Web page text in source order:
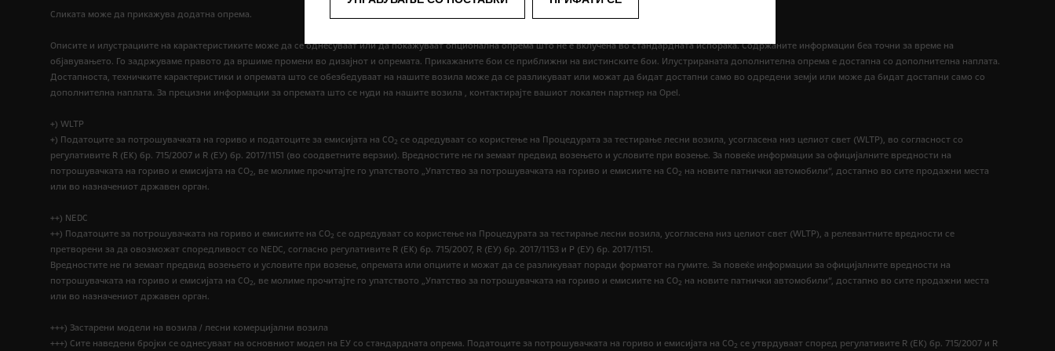
Сликата може да прикажува додатна опрема.
Описите и илустрациите на карактеристиките може да се однесуваат или да покажуваат опционална опрема што не е вклучена во стандардната испорака. Содржаните информации беа точни за време на
објавувањето. Го задржуваме правото да вршиме промени во дизајнот и опремата. Прикажаните бои се приближни на вистинските бои. Илустрираната дополнителна опрема е достапна со дополнителна наплата.
Достапноста, техничките карактеристики и опремата што се обезбедуваат на нашите возила може да се разликуваат или можат да бидат достапни само во одредени земји или може да бидат достапни само со
дополнителна наплата. За прецизни информации за опремата што се нуди на нашите возила , контактирајте вашиот локален партнер на Opel.
+) WLTP
+) Податоците за потрошувачката на гориво и податоците за емисијата на CO2 се одредуваат со користење на Процедурата за тестирање лесни возила, усогласена низ целиот свет (WLTP), во согласност со
регулативите R (EК) бр. 715/2007 и R (ЕУ) бр. 2017/1151 (во соодветните верзии). Вредностите не ги земаат предвид возењето и условите при возење. За повеќе информации за официјалните вредности на
потрошувачката на гориво и емисијата на CO2, ве молиме прочитајте го упатството „Упатство за потрошувачката на гориво и емисиите на CO2 на новите патнички автомобили“, достапно во сите продажни места
или во назначениот државен орган.
++) NEDC
++) Податоците за потрошувачката на гориво и емисиите на CO2 се одредуваат со користење на Процедурата за тестирање лесни возила, усогласена низ целиот свет (WLTP), а релевантните вредности се
претворени за да овозможат споредливост со NEDC, согласно регулативите R (EК) бр. 715/2007, R (ЕУ) бр. 2017/1153 и Р (ЕУ) бр. 2017/1151.
Вредностите не ги земаат предвид возењето и условите при возење, опремата или опциите и можат да се разликуваат поради форматот на гумите. За повеќе информации за официјалните вредности на
потрошувачката на гориво и емисијата на CO2, ве молиме прочитајте го упатството „Упатство за потрошувачката на гориво и емисиите на CO2 на новите патнички автомобили“, достапно во сите продажни места
или во назначениот државен орган.
+++) Застарени модели на возила / лесни комерцијални возила
+++) Сите наведени бројки се однесуваат на основниот модел на ЕУ со стандардната опрема. Податоците за потрошувачката на гориво и емисијата на СО2 се утврдуваат според регулативите R (ЕК) бр. 715/2007 и R